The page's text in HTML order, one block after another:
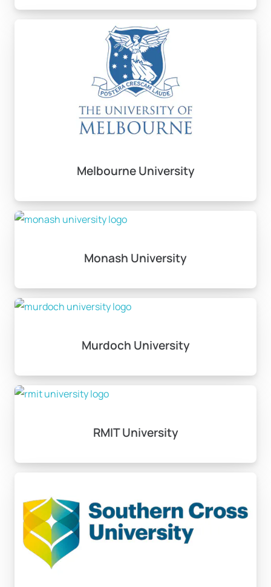
Avustralya’daki Üniversite
Seçenekleri
Avustralya’da birçok saygın üniversite bulunmaktadır.
Melbourne Üniversitesi, Sydney Üniversitesi ve
çapında yüksek öğretim kalitesine sahip kurumlardır.
Türkiye’de de geçerlilik kazanır. Öğrencilerin
başvuruda bulunduğu üniversiteleri seçerken, YÖK
çok kültürlü bir ortamda eğitim sunarlar. Hem
akademik başarıları ile hem de sağladıkları sosyal
diploma kazandırmayı hedeflerler.
Avustralya’da lisans eğitimi
Avustralya’da lisans eğitimi, uluslararası standartlarda
Avustralya’da lisans eğitimi
almak için hangi
gereksinimler
bulunmaktadır?
Melbourne University
Monash University
Murdoch University
RMIT University